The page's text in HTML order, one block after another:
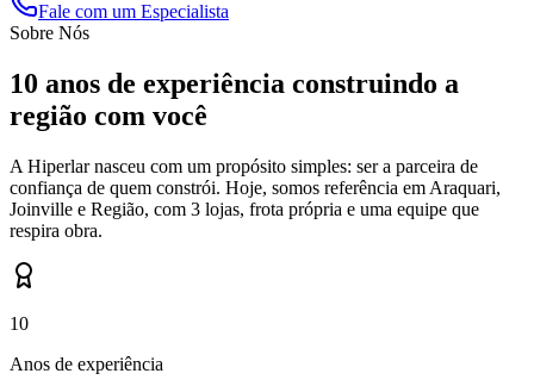
Fale com um Especialista
Sobre Nós
10 anos de experiência construindo a
região com você
A Hiperlar nasceu com um propósito simples: ser a parceira de
confiança de quem constrói. Hoje, somos referência em Araquari,
Joinville e Região, com 3 lojas, frota própria e uma equipe que
respira obra.
10
Anos de experiência